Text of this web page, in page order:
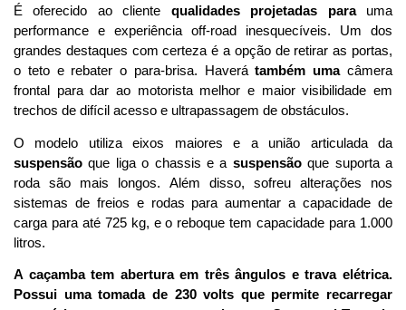
É oferecido ao cliente qualidades projetadas para uma
performance e experiência off-road inesquecíveis. Um dos
grandes destaques com certeza é a opção de retirar as portas,
o teto e rebater o para-brisa. Haverá também uma câmera
frontal para dar ao motorista melhor e maior visibilidade em
trechos de difícil acesso e ultrapassagem de obstáculos.
suspensão que liga o chassis e a suspensão que suporta a
roda são mais longos. Além disso, sofreu alterações nos
sistemas de freios e rodas para aumentar a capacidade de
carga para até 725 kg, e o reboque tem capacidade para 1.000
litros.
A caçamba tem abertura em três ângulos e trava elétrica.
Possui uma tomada de 230 volts que permite recarregar